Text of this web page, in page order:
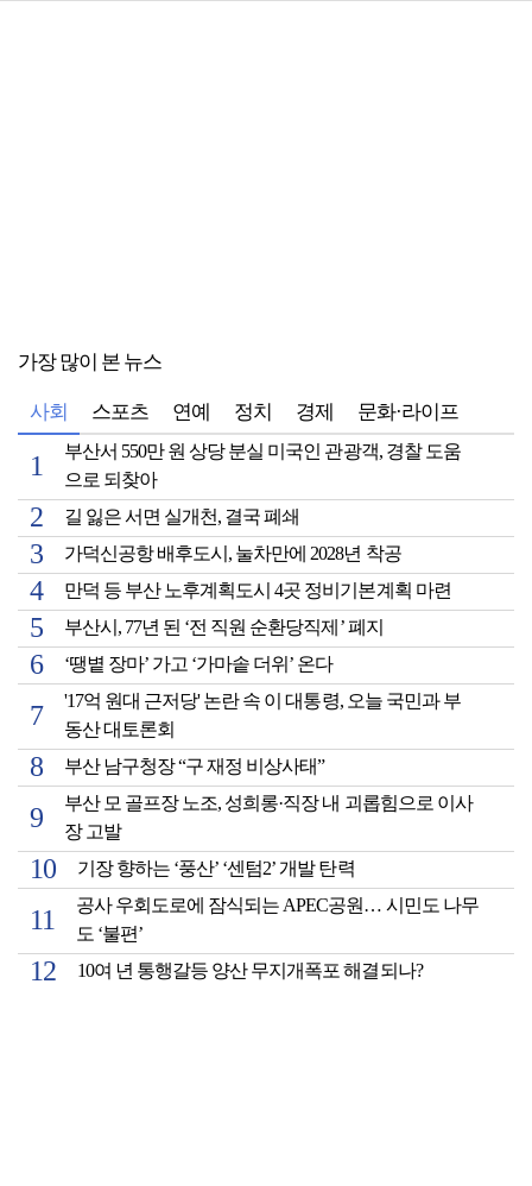
가장 많이 본 뉴스
사회 스포츠 연예 정치 경제 문화·라이프
부산서 550만 원 상당 분실 미국인 관광객, 경찰 도움
으로 되찾아
길 잃은 서면 실개천, 결국 폐쇄
가덕신공항 배후도시, 눌차만에 2028년 착공
만덕 등 부산 노후계획도시 4곳 정비기본계획 마련
부산시, 77년 된 ‘전 직원 순환당직제’ 폐지
‘땡볕 장마’ 가고 ‘가마솥 더위’ 온다
'17억 원대 근저당' 논란 속 이 대통령, 오늘 국민과 부
동산 대토론회
부산 남구청장 “구 재정 비상사태”
부산 모 골프장 노조, 성희롱·직장 내 괴롭힘으로 이사
장 고발
기장 향하는 ‘풍산’ ‘센텀2’ 개발 탄력
공사 우회도로에 잠식되는 APEC공원… 시민도 나무
도 ‘불편’
10여 년 통행갈등 양산 무지개폭포 해결되나?